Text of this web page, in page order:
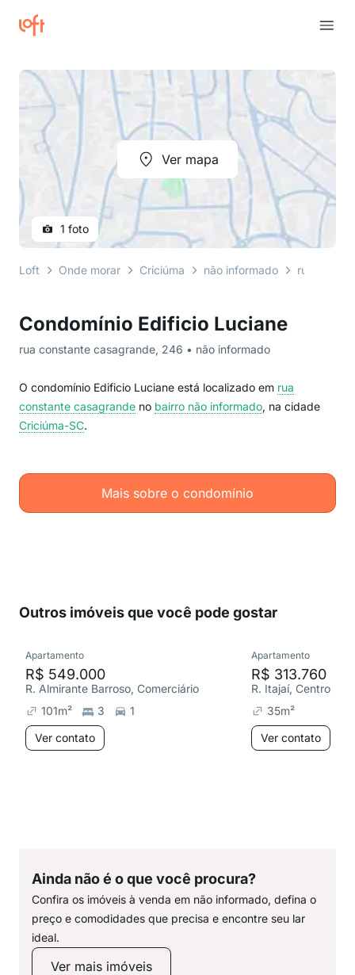
Condomínio Edificio Luciane
rua constante casagrande, 246 • não informado
O condomínio Edificio Luciane está localizado em rua
constante casagrande no bairro não informado, na cidade
Criciúma-SC.
Mais sobre o condomínio
Ver mapa
1 foto
Loft Onde morar Criciúma não informado rua
Outros imóveis que você pode gostar
Apartamento
R$ 549.000
R. Almirante Barroso, Comerciário
101m² 3
1
Ver contato
Apartamento
R$ 313.760
R. Itajaí, Centro
35m²
Ver contato
Ainda não é o que você procura?
Confira os imóveis à venda em não informado, defina o
preço e comodidades que precisa e encontre seu lar
ideal.
Ver mais imóveis